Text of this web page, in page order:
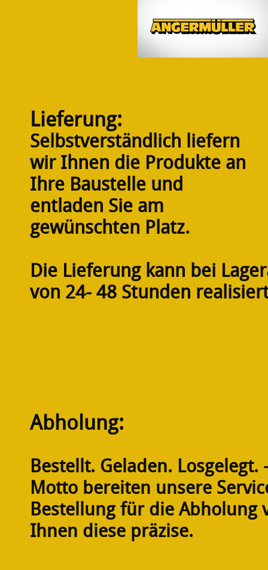
Lieferung:
Selbstverständlich liefern
wir Ihnen die Produkte an
Ihre Baustelle und
entladen Sie am
gewünschten Platz.
Die Lieferung kann bei
von 24- 48 Stunden
Abholung:
Bestellt. Geladen.
Motto bereiten unsere
Bestellung für die Abholung
Ihnen diese präzise.